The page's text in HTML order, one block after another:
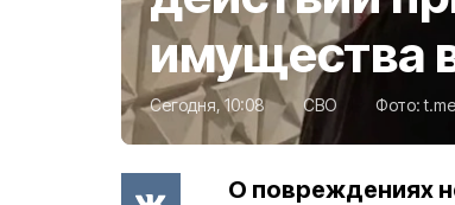
имущества
Сегодня, 10:08 СВО Фото:
О повреждениях